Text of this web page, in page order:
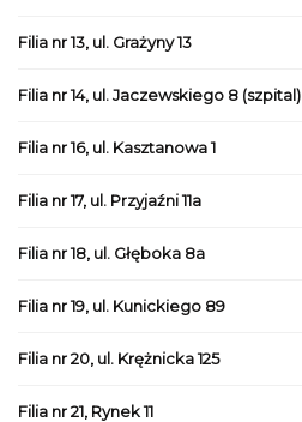
Filia nr 13, ul. Grażyny 13
Filia nr 14, ul. Jaczewskiego 8 (szpital)
Filia nr 16, ul. Kasztanowa 1
Filia nr 17, ul. Przyjaźni 11a
Filia nr 18, ul. Głęboka 8a
Filia nr 19, ul. Kunickiego 89
Filia nr 20, ul. Krężnicka 125
Filia nr 21, Rynek 11